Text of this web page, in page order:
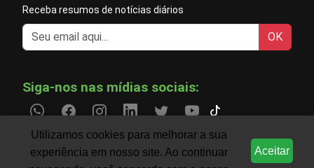
Receba resumos de notícias diários
OK
Siga-nos nas mídias sociais:
Utilizamos cookies para melhorar a sua
experiência em nosso site. Ao continuar
Aceitar
CLIMA
Informações do agronegócio temporariamente